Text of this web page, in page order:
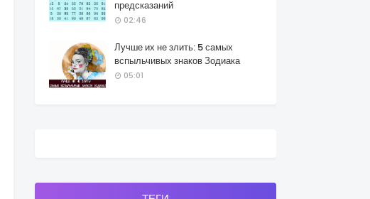
предсказаний
02:46
Лучше их не злить: 5 самых
вспыльчивых знаков Зодиака
05:01